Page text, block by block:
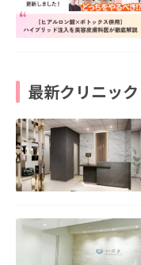
最新クリニック